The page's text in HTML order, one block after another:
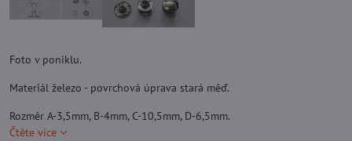
Foto v poniklu.
Materiál železo - povrchová úprava stará měď.
Rozměr A-3,5mm, B-4mm, C-10,5mm, D-6,5mm.
Čtěte více